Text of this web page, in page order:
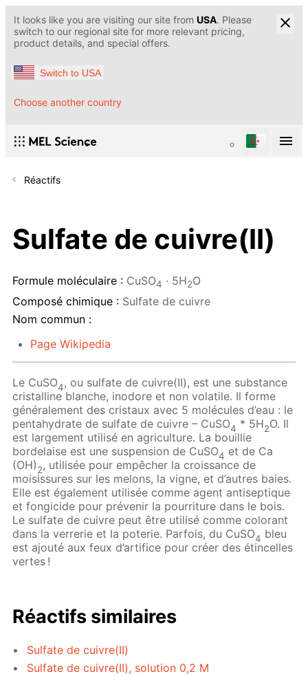
It looks like you are visiting our site from USA. Please
switch to our regional site for more relevant pricing,
product details, and special offers.
Switch to USA
Choose another country
Réactifs
Sulfate de cuivre(II)
Formule moléculaire : CuSO4 · 5H2O
Composé chimique : Sulfate de cuivre
Nom commun :
Page Wikipedia
Le CuSO4, ou sulfate de cuivre(II), est une substance
cristalline blanche, inodore et non volatile. Il forme
généralement des cristaux avec 5 molécules d’eau : le
pentahydrate de sulfate de cuivre – CuSO4 * 5H2O. Il
est largement utilisé en agriculture. La bouillie
bordelaise est une suspension de CuSO4 et de Ca
(OH)2, utilisée pour empêcher la croissance de
moisissures sur les melons, la vigne, et d’autres baies.
Elle est également utilisée comme agent antiseptique
et fongicide pour prévenir la pourriture dans le bois.
Le sulfate de cuivre peut être utilisé comme colorant
dans la verrerie et la poterie. Parfois, du CuSO4 bleu
est ajouté aux feux d’artifice pour créer des étincelles
vertes !
Réactifs similaires
Sulfate de cuivre(II)
Sulfate de cuivre(II), solution 0,2 M